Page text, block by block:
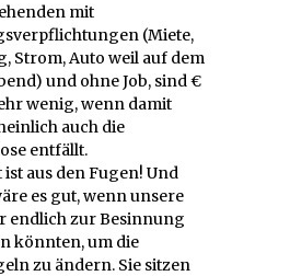
mit
(Miete,
Strom, Auto weil auf dem
und ohne Job, sind €
wenig, wenn damit
auch die
entfällt.
ist aus den Fugen! Und
es gut, wenn unsere
endlich zur Besinnung
könnten, um die
zu ändern. Sie sitzen